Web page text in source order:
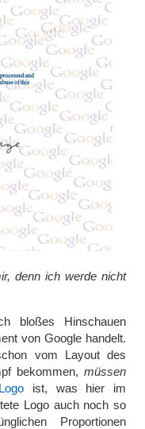
denn ich werde nicht
bloßes Hinschauen
von Google handelt.
vom Layout des
bekommen, müssen
ist, was hier im
Logo auch noch so
Proportionen